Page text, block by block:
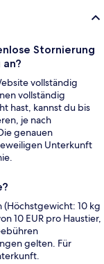
Stornierung
vollständig
vollständig
hast, kannst du bis
je nach
genauen
Unterkunft
(Höchstgewicht: 10 kg
10 EUR pro Haustier,
gelten. Für